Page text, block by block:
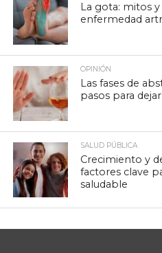
La gota: mitos y
enfermedad
OPINIÓN
Las fases de
pasos para
SALUD PÚBLICA
Crecimiento y
factores clave
saludable